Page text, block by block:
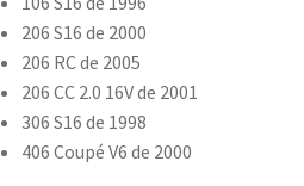
206 S16 de 2000
206 RC de 2005
206 CC 2.0 16V de 2001
306 S16 de 1998
406 Coupé V6 de 2000